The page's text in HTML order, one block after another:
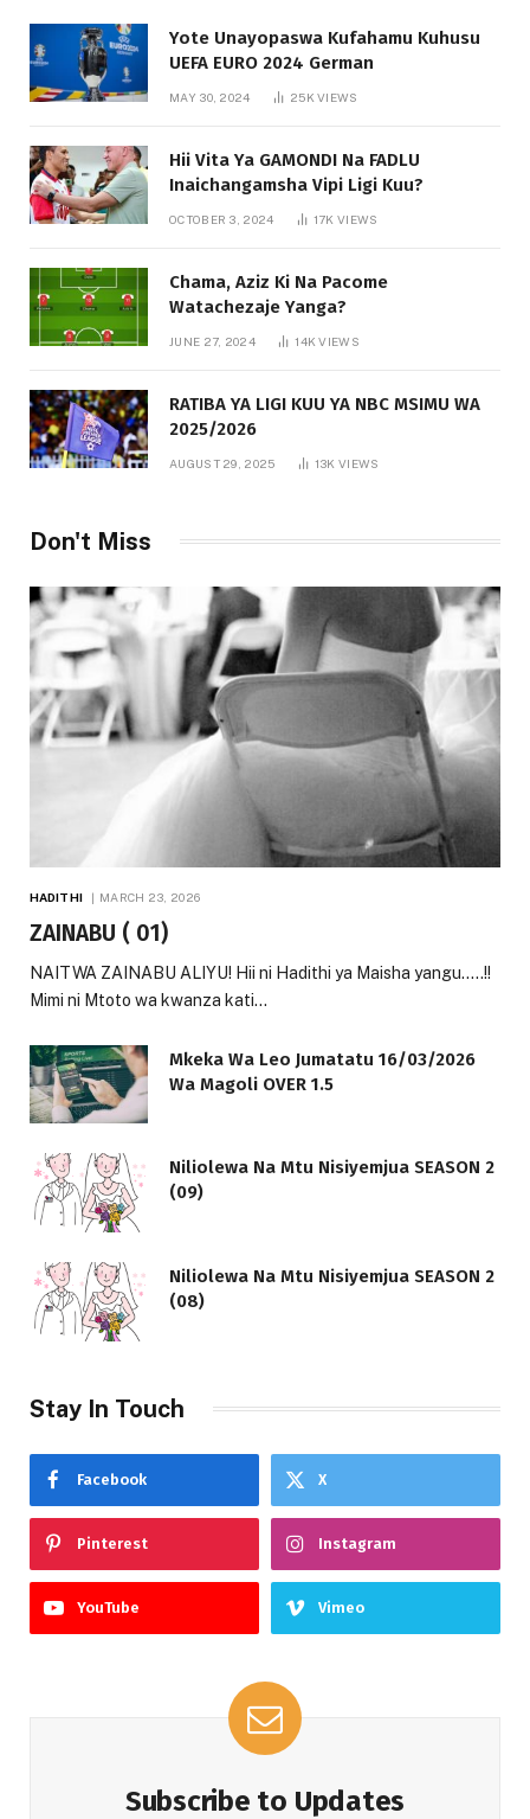
Yote Unayopaswa Kufahamu Kuhusu
UEFA EURO 2024 German
MAY 30, 2024 25KVIEWS
Hii Vita Ya GAMONDI Na FADLU
Inaichangamsha Vipi Ligi Kuu?
OCTOBER 3, 2024 17KVIEWS
Chama, Aziz Ki Na Pacome
Watachezaje Yanga?
JUNE 27, 2024 14KVIEWS
RATIBA YA LIGI KUU YA NBC MSIMU WA
2025/2026
AUGUST 29, 2025 13KVIEWS
Don't Miss
HADITHI MARCH 23, 2026
ZAINABU ( 01)
NAITWA ZAINABU ALIYU! Hii ni Hadithi ya Maisha yangu…..!!
Mimi ni Mtoto wa kwanza kati…
Mkeka Wa Leo Jumatatu 16/03/2026
Wa Magoli OVER 1.5
Niliolewa Na Mtu Nisiyemjua SEASON 2
(09)
Niliolewa Na Mtu Nisiyemjua SEASON 2
(08)
Stay In Touch
Facebook X
Pinterest Instagram
YouTube Vimeo
Subscribe to Updates